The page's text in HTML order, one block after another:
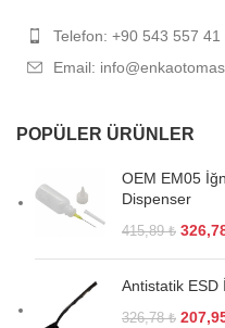
Telefon: +90 543 557 41
Email:
POPÜLER ÜRÜNLER
OEM EM05
Dispenser
415,89₺
Antistatik ESD
326,78₺